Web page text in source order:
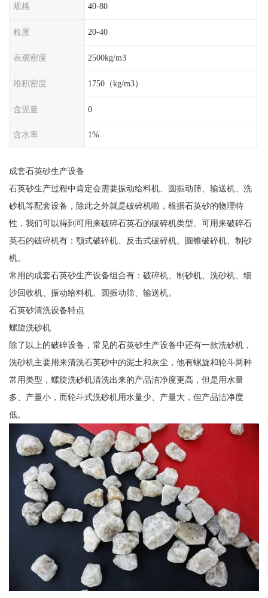
规格 40-80
粒度 20-40
表观密度 2500kg/m3
堆积密度 1750（kg/m3）
含泥量 0
含水率 1%
成套石英砂生产设备
石英砂生产过程中肯定会需要振动给料机、圆振动筛、输送机、洗
砂机等配套设备，除此之外就是破碎机啦，根据石英砂的物理特
性，我们可以得到可用来破碎石英石的破碎机类型。可用来破碎石
英石的破碎机有：颚式破碎机、反击式破碎机、圆锥破碎机、制砂
机。
常用的成套石英砂生产设备组合有：破碎机、制砂机、洗砂机、细
沙回收机、振动给料机、圆振动筛、输送机。
石英砂清洗设备特点
螺旋洗砂机
除了以上的破碎设备，常见的石英砂生产设备中还有一款洗砂机，
洗砂机主要用来清洗石英砂中的泥土和灰尘，他有螺旋和轮斗两种
常用类型，螺旋洗砂机清洗出来的产品洁净度更高，但是用水量
多、产量小，而轮斗式洗砂机用水量少、产量大，但产品洁净度
低。